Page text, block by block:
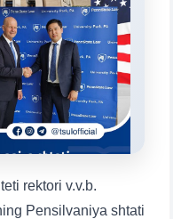
rektori v.v.b.
Pensilvaniya shtati
aniq
2. Hujjatlar (magistr) (4)
4. Suhbat (magistr) (5)
6. Elektron ariza (16)
8. Bakalavriat kvotasi (3)
yozish